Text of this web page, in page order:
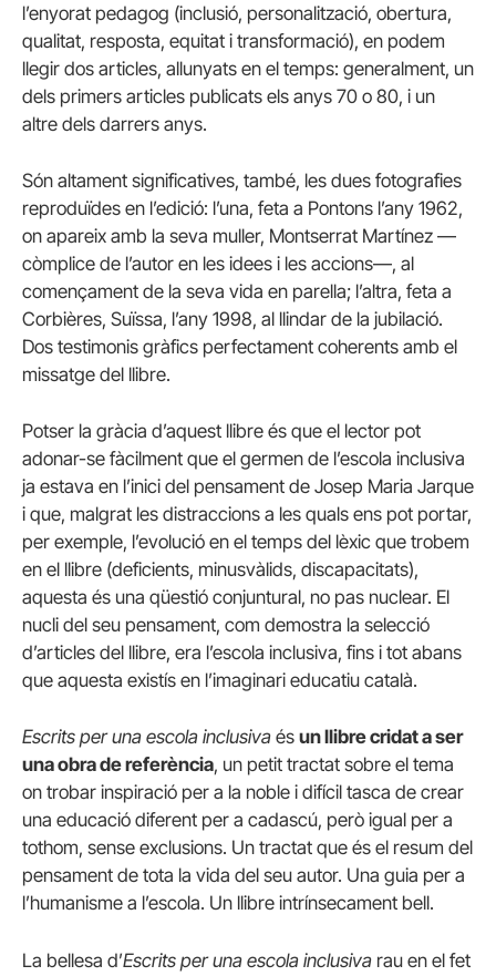
l’enyorat pedagog (inclusió, personalització, obertura,
qualitat, resposta, equitat i transformació), en podem
llegir dos articles, allunyats en el temps: generalment, un
dels primers articles publicats els anys 70 o 80, i un
altre dels darrers anys.
Són altament significatives, també, les dues fotografies
reproduïdes en l’edició: l’una, feta a Pontons l’any 1962,
on apareix amb la seva muller, Montserrat Martínez —
còmplice de l’autor en les idees i les accions—, al
començament de la seva vida en parella; l’altra, feta a
Corbières, Suïssa, l’any 1998, al llindar de la jubilació.
Dos testimonis gràfics perfectament coherents amb el
missatge del llibre.
Potser la gràcia d’aquest llibre és que el lector pot
adonar-se fàcilment que el germen de l’escola inclusiva
ja estava en l’inici del pensament de Josep Maria Jarque
i que, malgrat les distraccions a les quals ens pot portar,
per exemple, l’evolució en el temps del lèxic que trobem
en el llibre (deficients, minusvàlids, discapacitats),
aquesta és una qüestió conjuntural, no pas nuclear. El
nucli del seu pensament, com demostra la selecció
d’articles del llibre, era l’escola inclusiva, fins i tot abans
que aquesta existís en l’imaginari educatiu català.
Escrits per una escola inclusiva és un llibre cridat a ser
una obra de referència, un petit tractat sobre el tema
on trobar inspiració per a la noble i difícil tasca de crear
una educació diferent per a cadascú, però igual per a
tothom, sense exclusions. Un tractat que és el resum del
pensament de tota la vida del seu autor. Una guia per a
l’humanisme a l’escola. Un llibre intrínsecament bell.
La bellesa d’Escrits per una escola inclusiva rau en el fet